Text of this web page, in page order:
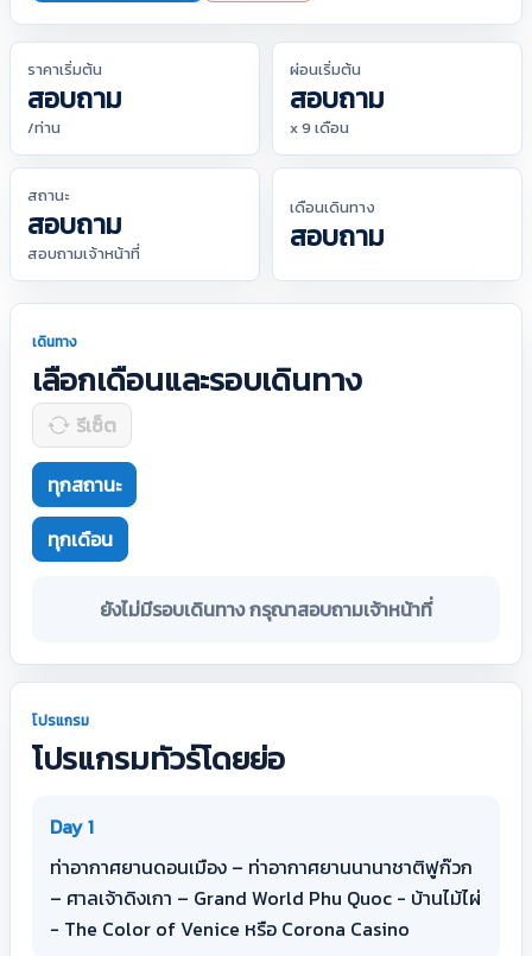
ราคาเริ่มต้น
สอบถาม
/ท่าน
ผ่อนเริ่มต้น
สอบถาม
x 9 เดือน
สถานะ
สอบถาม
สอบถามเจ้าหน้าที่
เดือนเดินทาง
สอบถาม
เดินทาง
เลือกเดือนและรอบเดินทาง
รีเซ็ต
ทุกสถานะ
ทุกเดือน
ยังไม่มีรอบเดินทาง กรุณาสอบถามเจ้าหน้าที่
โปรแกรม
โปรแกรมทัวร์โดยย่อ
Day 1
ท่าอากาศยานดอนเมือง – ท่าอากาศยานนานาชาติฟูก๊วก
– ศาลเจ้าดิงเกา – Grand World Phu Quoc - บ้านไม้ไผ่
- The Color of Venice หรือ Corona Casino